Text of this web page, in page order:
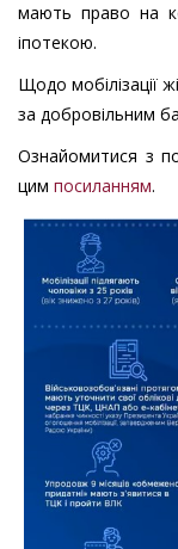
мають право на
іпотекою.
Щодо мобілізації
за добровільним
Ознайомитися з
цим посиланням.